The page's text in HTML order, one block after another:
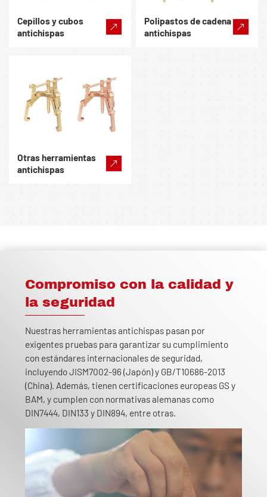
Cepillos y cubos
antichispas
Polipastos de cadena
antichispas
Otras herramientas
antichispas
Compromiso con la calidad y
la seguridad
Nuestras herramientas antichispas pasan por
exigentes pruebas para garantizar su cumplimiento
con estándares internacionales de seguridad,
incluyendo JISM7002-96 (Japón) y GB/T10686-2013
(China). Además, tienen certificaciones europeas GS y
BAM, y cumplen con normativas alemanas como
DIN7444, DIN133 y DIN894, entre otras.